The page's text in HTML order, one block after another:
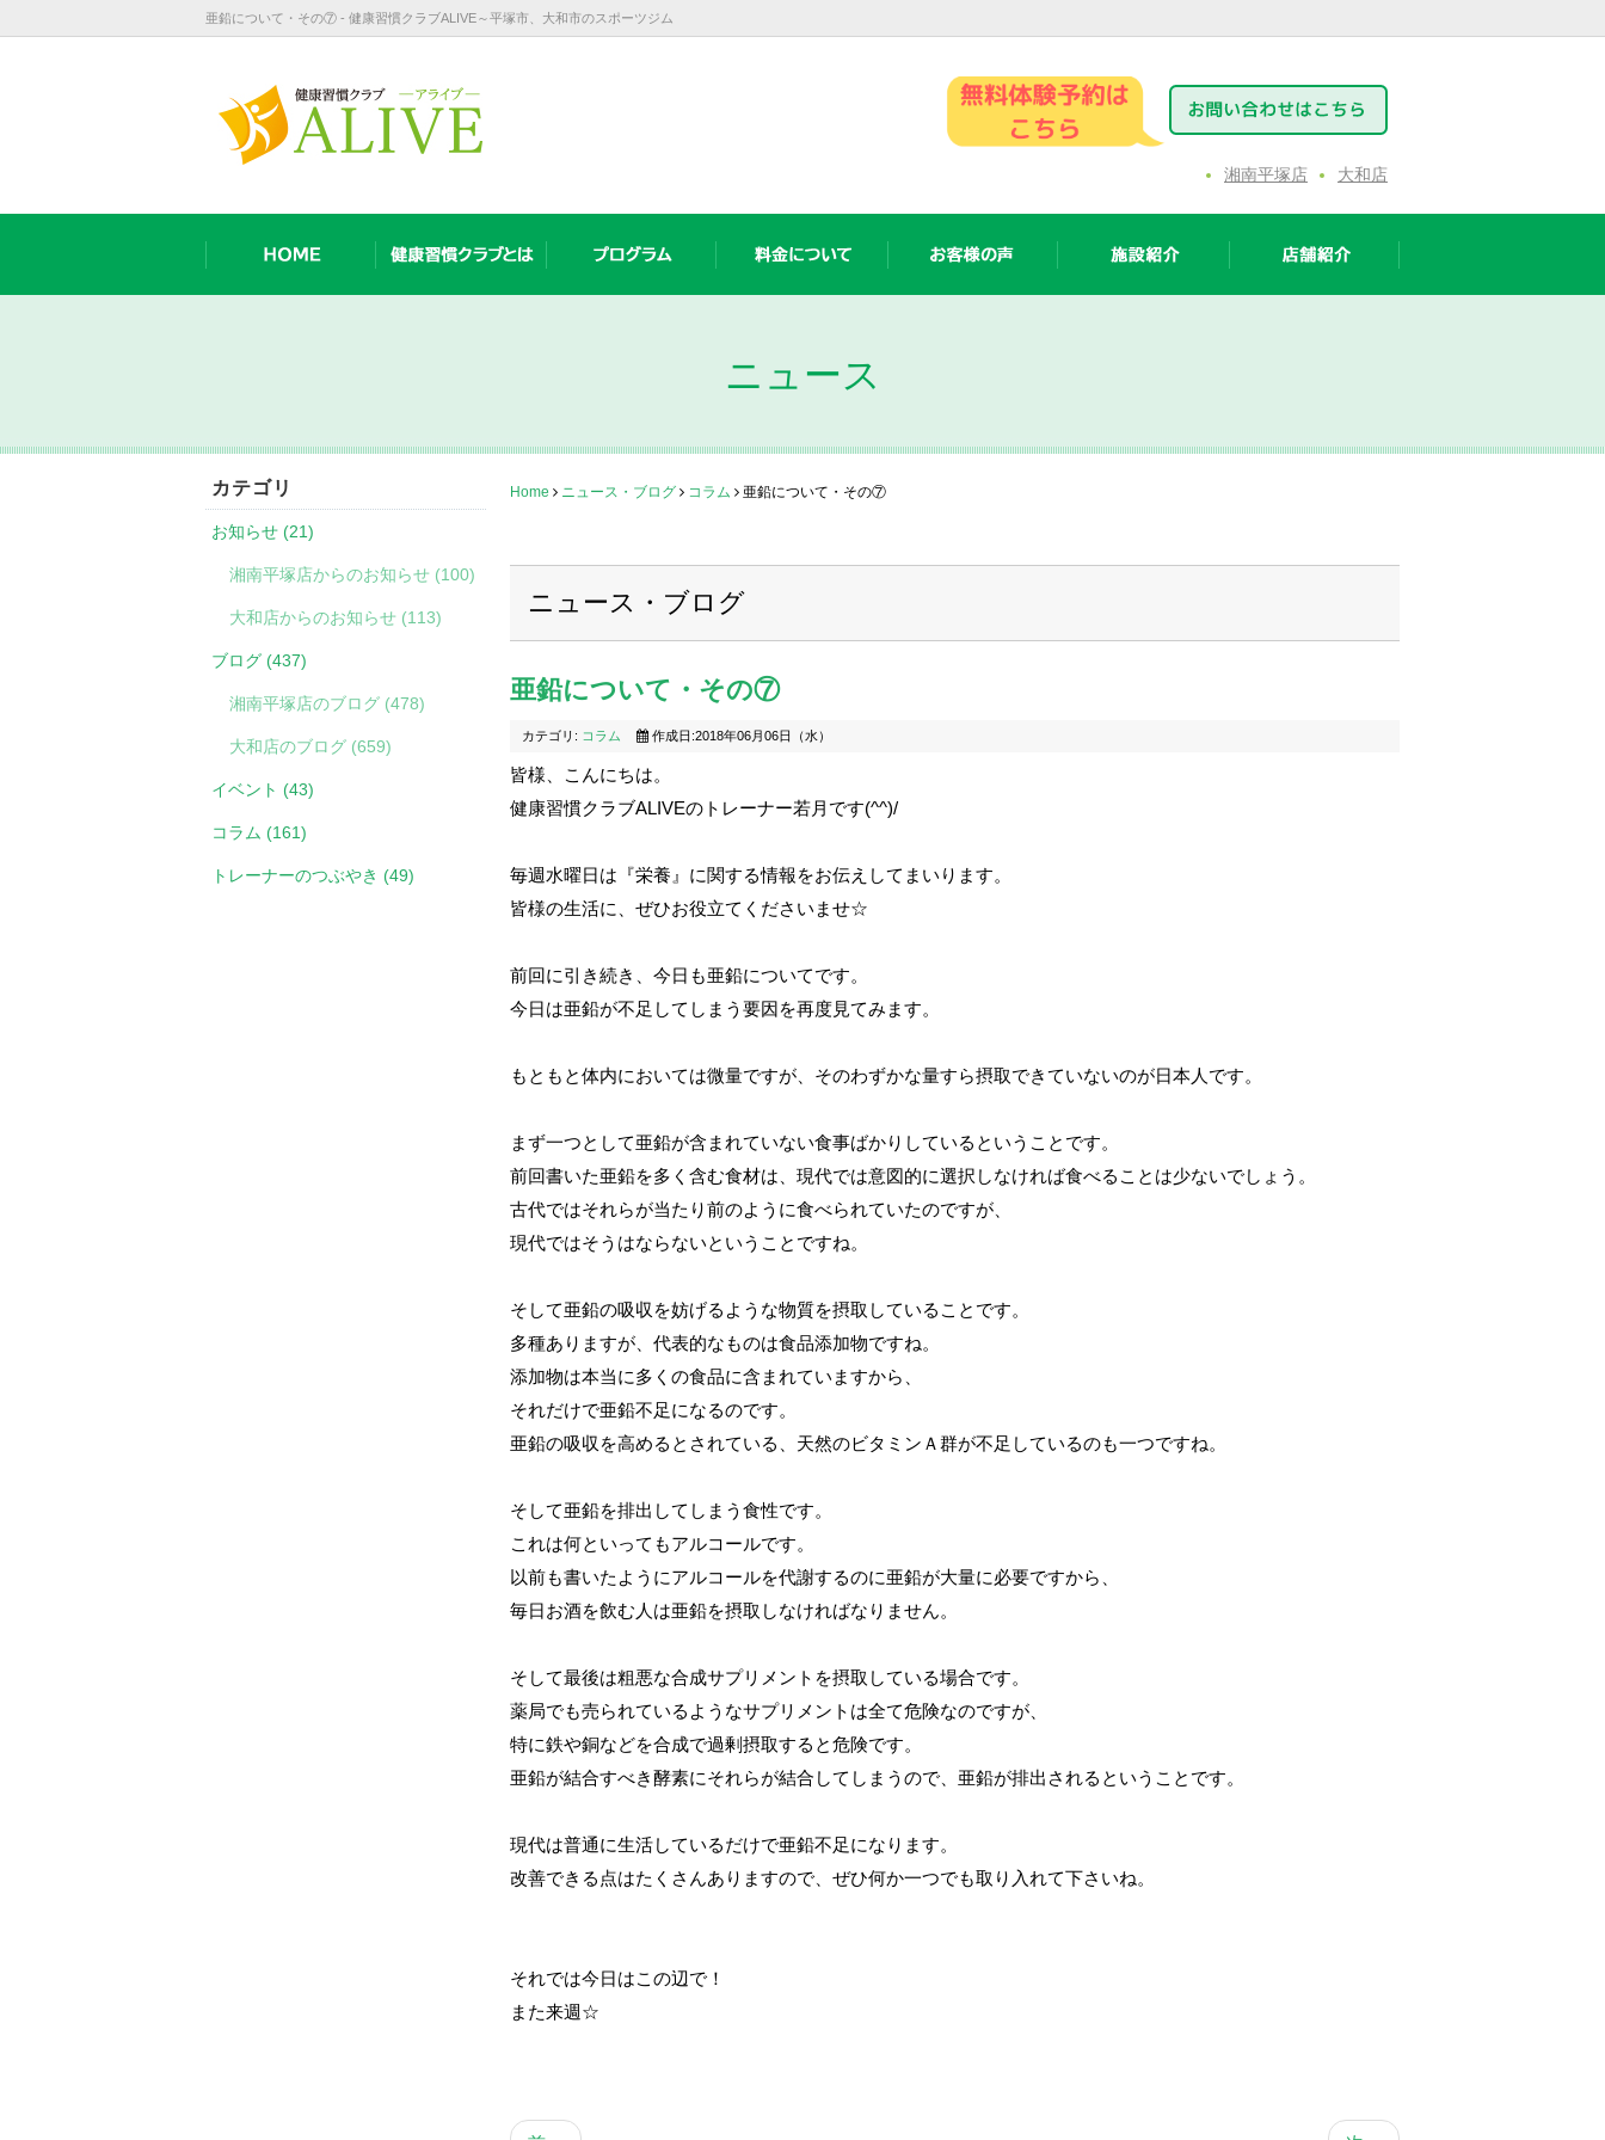
亜鉛について・その⑦ - 健康習慣クラブALIVE～平塚市、大和市のスポーツジム
湘南平塚店 大和店
ニュース
カテゴリ
お知らせ (21)
湘南平塚店からのお知らせ (100)
大和店からのお知らせ (113)
ブログ (437)
湘南平塚店のブログ (478)
大和店のブログ (659)
イベント (43)
コラム (161)
トレーナーのつぶやき (49)
Home ニュース・ブログ コラム 亜鉛について・その⑦
ニュース・ブログ
亜鉛について・その⑦
カテゴリ: コラム 作成日:2018年06月06日（水）
皆様、こんにちは。
健康習慣クラブALIVEのトレーナー若月です(^^)/
毎週水曜日は『栄養』に関する情報をお伝えしてまいります。
皆様の生活に、ぜひお役立てくださいませ☆
前回に引き続き、今日も亜鉛についてです。
今日は亜鉛が不足してしまう要因を再度見てみます。
もともと体内においては微量ですが、そのわずかな量すら摂取できていないのが日本人です。
まず一つとして亜鉛が含まれていない食事ばかりしているということです。
前回書いた亜鉛を多く含む食材は、現代では意図的に選択しなければ食べることは少ないでしょう。
古代ではそれらが当たり前のように食べられていたのですが、
現代ではそうはならないということですね。
そして亜鉛の吸収を妨げるような物質を摂取していることです。
多種ありますが、代表的なものは食品添加物ですね。
添加物は本当に多くの食品に含まれていますから、
それだけで亜鉛不足になるのです。
亜鉛の吸収を高めるとされている、天然のビタミンＡ群が不足しているのも一つですね。
そして亜鉛を排出してしまう食性です。
これは何といってもアルコールです。
以前も書いたようにアルコールを代謝するのに亜鉛が大量に必要ですから、
毎日お酒を飲む人は亜鉛を摂取しなければなりません。
そして最後は粗悪な合成サプリメントを摂取している場合です。
薬局でも売られているようなサプリメントは全て危険なのですが、
特に鉄や銅などを合成で過剰摂取すると危険です。
亜鉛が結合すべき酵素にそれらが結合してしまうので、亜鉛が排出されるということです。
現代は普通に生活しているだけで亜鉛不足になります。
改善できる点はたくさんありますので、ぜひ何か一つでも取り入れて下さいね。
それでは今日はこの辺で！
また来週☆